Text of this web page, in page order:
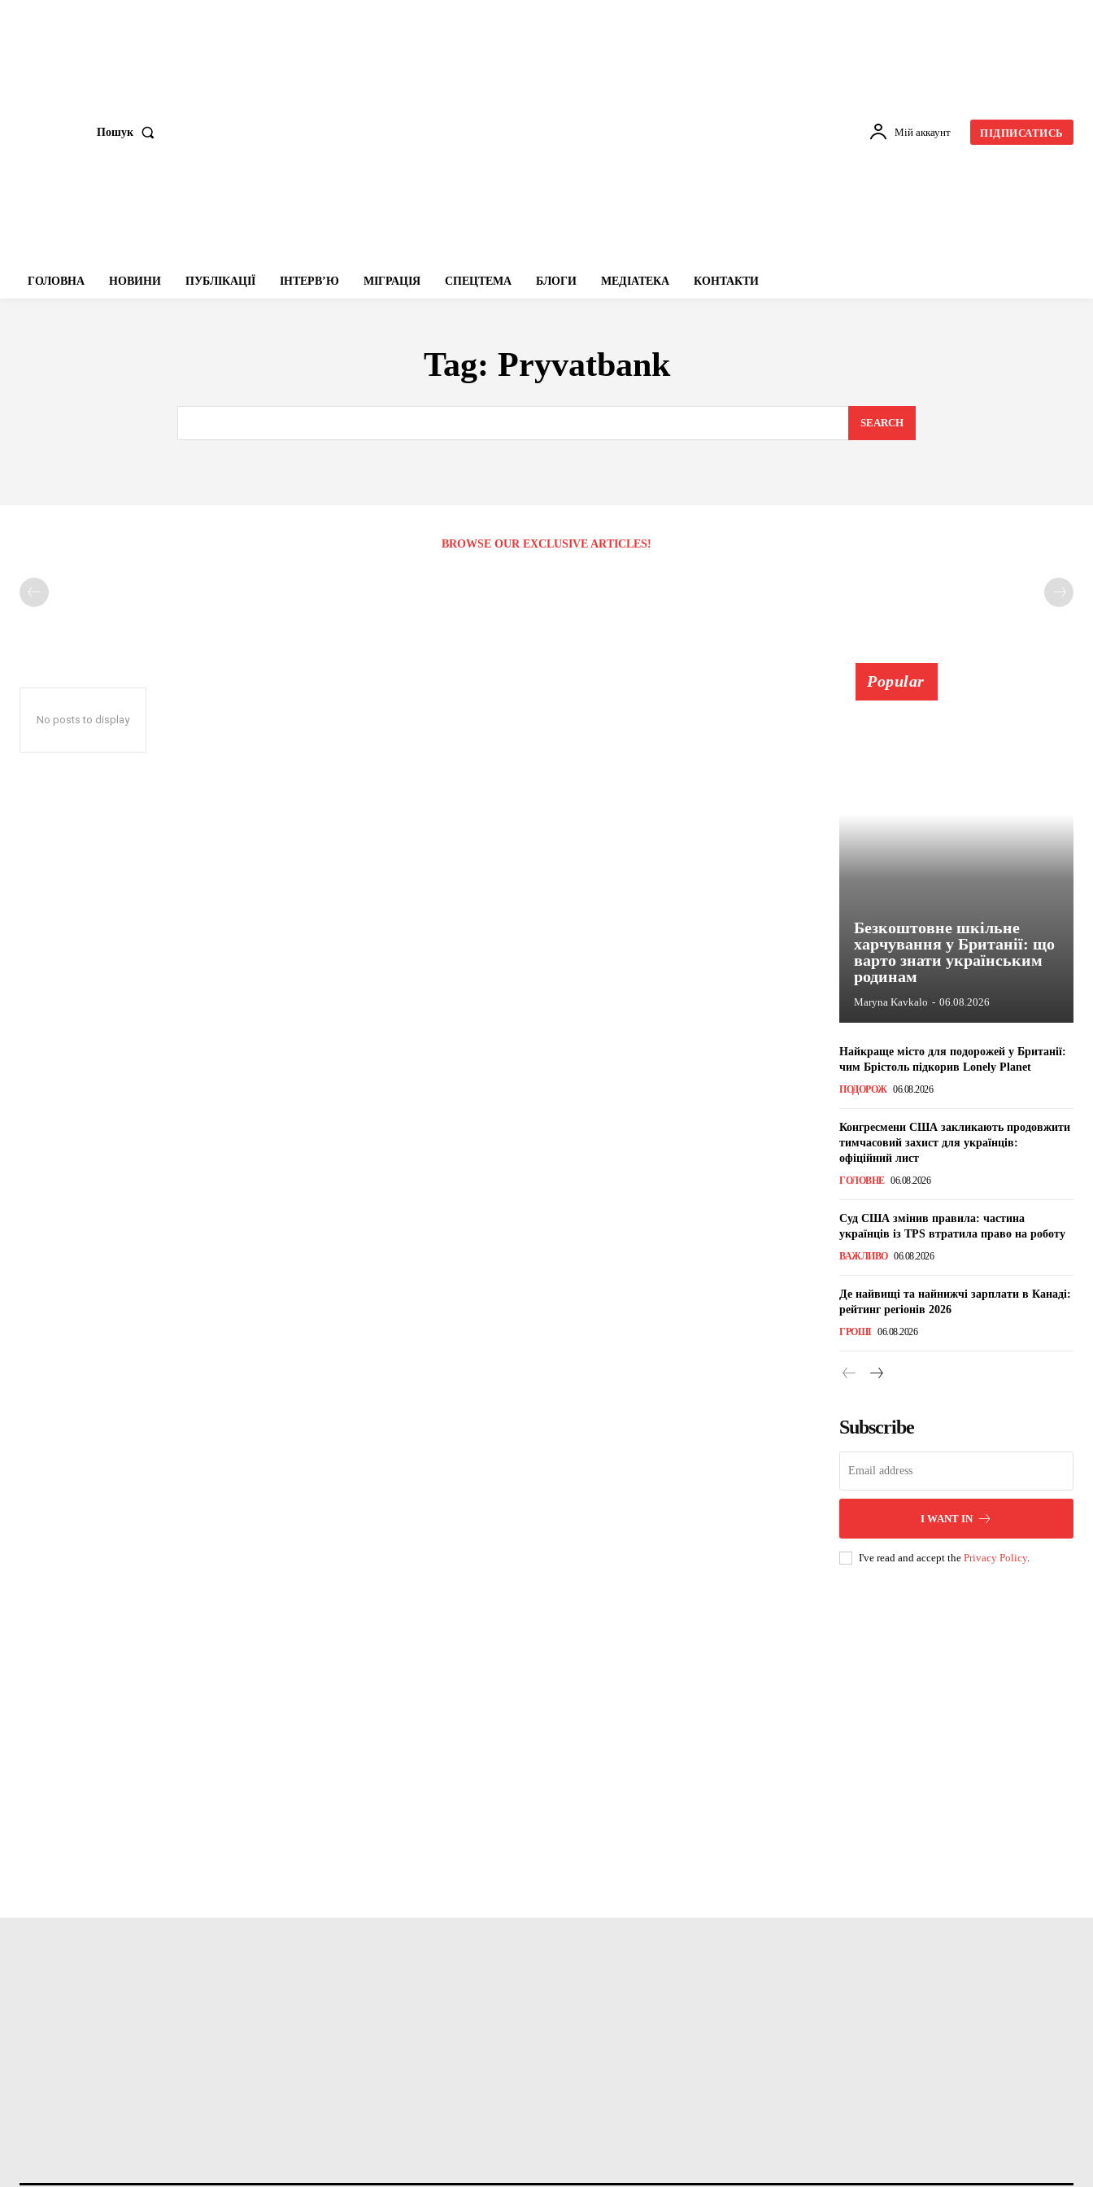
Пошук Мій аккаунт ПІДПИСАТИСЬ
ГОЛОВНА НОВИНИ ПУБЛІКАЦІЇ ІНТЕРВʼЮ МІГРАЦІЯ СПЕЦТЕМА БЛОГИ МЕДІАТЕКА КОНТАКТИ
Tag: Pryvatbank
SEARCH
BROWSE OUR EXCLUSIVE ARTICLES!
No posts to display
Popular
Безкоштовне шкільне
харчування у Британії: що
варто знати українським
родинам
Maryna Kavkalo - 06.08.2026
Найкраще місто для подорожей у Британії:
чим Брістоль підкорив Lonely Planet
ПОДОРОЖ 06.08.2026
Конгресмени США закликають продовжити
тимчасовий захист для українців:
офіційний лист
ГОЛОВНЕ 06.08.2026
Суд США змінив правила: частина
українців із TPS втратила право на роботу
ВАЖЛИВО 06.08.2026
Де найвищі та найнижчі зарплати в Канаді:
рейтинг регіонів 2026
ГРОШІ 06.08.2026
Subscribe
I WANT IN
I've read and accept the Privacy Policy.